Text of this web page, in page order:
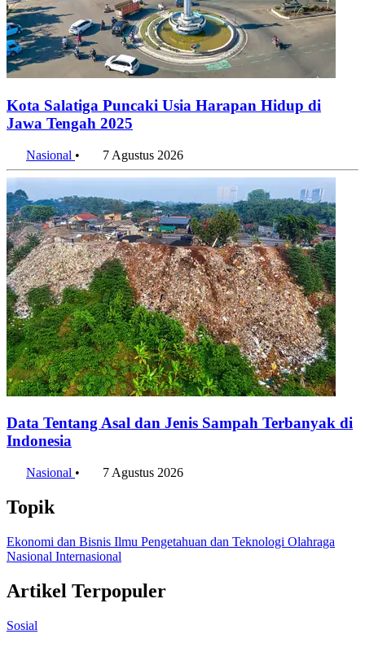
Kota Salatiga Puncaki Usia Harapan Hidup di
Jawa Tengah 2025
Nasional • 7 Agustus 2026
Data Tentang Asal dan Jenis Sampah Terbanyak di
Indonesia
Nasional • 7 Agustus 2026
Topik
Ekonomi dan Bisnis Ilmu Pengetahuan dan Teknologi Olahraga
Nasional Internasional
Artikel Terpopuler
Sosial